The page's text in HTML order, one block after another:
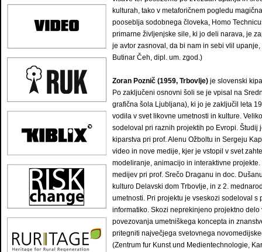
kulturah, tako v metaforičnem pogledu
pooseblja sodobnega človeka, Homo
primarne življenjske sile, ki jo deli narava, je
je avtor zasnoval, da bi nam in sebi vlil
Butinar Čeh, dipl. um. zgod.)
Zoran Poznič (1959, Trbovlje) je slovenski
Po zaključeni osnovni šoli se je vpisal na
grafična šola Ljubljana), ki jo je zaključil leta
vodila v svet likovne umetnosti in kulture.
sodeloval pri raznih projektih po Evropi.
kiparstva pri prof. Alenu Ožboltu in Sergeju
video in nove medije, kjer je vstopil v svet
modeliranje, animacijo in interaktivne
medijev pri prof. Srečo Draganu in doc.
kulturo Delavski dom Trbovlje, in z 2.
umetnosti. Pri projektu je vseskozi sodeloval s
informatiko. Skozi neprekinjeno projektno
povezovanja umetniškega koncepta in
pritegniti največjega svetovnega
(Zentrum fur Kunst und Medientechnologie,